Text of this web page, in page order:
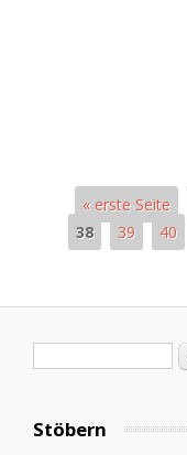
« erste Seite
38
39 40
Stöbern